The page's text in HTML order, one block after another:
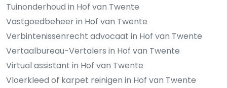
Tuinonderhoud in Hof van Twente
Vastgoedbeheer in Hof van Twente
Verbintenissenrecht advocaat in Hof van Twente
Vertaalbureau-Vertalers in Hof van Twente
Virtual assistant in Hof van Twente
Vloerkleed of karpet reinigen in Hof van Twente